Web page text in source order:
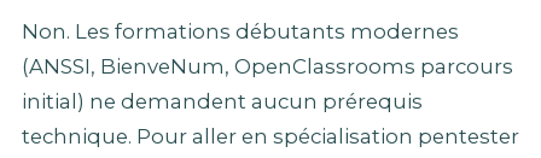
Non. Les formations débutants modernes
(ANSSI, BienveNum, OpenClassrooms parcours
initial) ne demandent aucun prérequis
technique. Pour aller en spécialisation pentester